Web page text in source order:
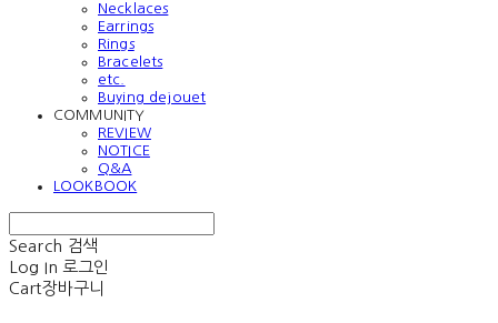
Necklaces
Earrings
Rings
Bracelets
etc.
Buying dejouet
COMMUNITY
REVIEW
NOTICE
Q&A
LOOKBOOK
Search 검색
Log In 로그인
Cart장바구니